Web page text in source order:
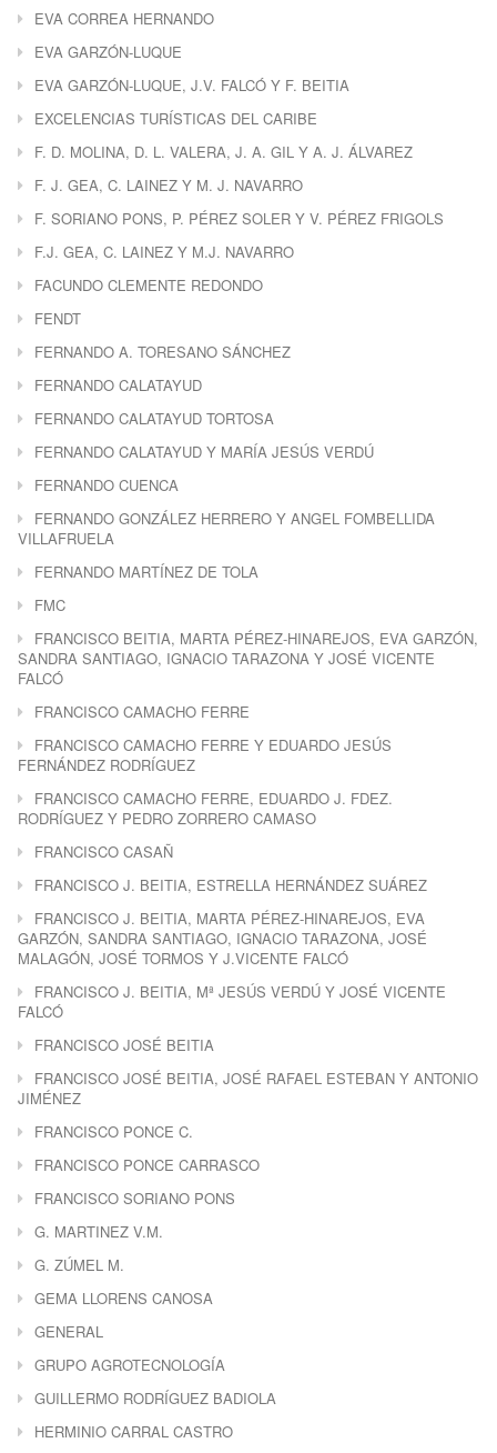
EVA CORREA HERNANDO
EVA GARZÓN-LUQUE
EVA GARZÓN-LUQUE, J.V. FALCÓ Y F. BEITIA
EXCELENCIAS TURÍSTICAS DEL CARIBE
F. D. MOLINA, D. L. VALERA, J. A. GIL Y A. J. ÁLVAREZ
F. J. GEA, C. LAINEZ Y M. J. NAVARRO
F. SORIANO PONS, P. PÉREZ SOLER Y V. PÉREZ FRIGOLS
F.J. GEA, C. LAINEZ Y M.J. NAVARRO
FACUNDO CLEMENTE REDONDO
FENDT
FERNANDO A. TORESANO SÁNCHEZ
FERNANDO CALATAYUD
FERNANDO CALATAYUD TORTOSA
FERNANDO CALATAYUD Y MARÍA JESÚS VERDÚ
FERNANDO CUENCA
FERNANDO GONZÁLEZ HERRERO Y ANGEL FOMBELLIDA
VILLAFRUELA
FERNANDO MARTÍNEZ DE TOLA
FMC
FRANCISCO BEITIA, MARTA PÉREZ-HINAREJOS, EVA GARZÓN,
SANDRA SANTIAGO, IGNACIO TARAZONA Y JOSÉ VICENTE
FALCÓ
FRANCISCO CAMACHO FERRE
FRANCISCO CAMACHO FERRE Y EDUARDO JESÚS
FERNÁNDEZ RODRÍGUEZ
FRANCISCO CAMACHO FERRE, EDUARDO J. FDEZ.
RODRÍGUEZ Y PEDRO ZORRERO CAMASO
FRANCISCO CASAÑ
FRANCISCO J. BEITIA, ESTRELLA HERNÁNDEZ SUÁREZ
FRANCISCO J. BEITIA, MARTA PÉREZ-HINAREJOS, EVA
GARZÓN, SANDRA SANTIAGO, IGNACIO TARAZONA, JOSÉ
MALAGÓN, JOSÉ TORMOS Y J.VICENTE FALCÓ
FRANCISCO J. BEITIA, Mª JESÚS VERDÚ Y JOSÉ VICENTE
FALCÓ
FRANCISCO JOSÉ BEITIA
FRANCISCO JOSÉ BEITIA, JOSÉ RAFAEL ESTEBAN Y ANTONIO
JIMÉNEZ
FRANCISCO PONCE C.
FRANCISCO PONCE CARRASCO
FRANCISCO SORIANO PONS
G. MARTINEZ V.M.
G. ZÚMEL M.
GEMA LLORENS CANOSA
GENERAL
GRUPO AGROTECNOLOGÍA
GUILLERMO RODRÍGUEZ BADIOLA
HERMINIO CARRAL CASTRO